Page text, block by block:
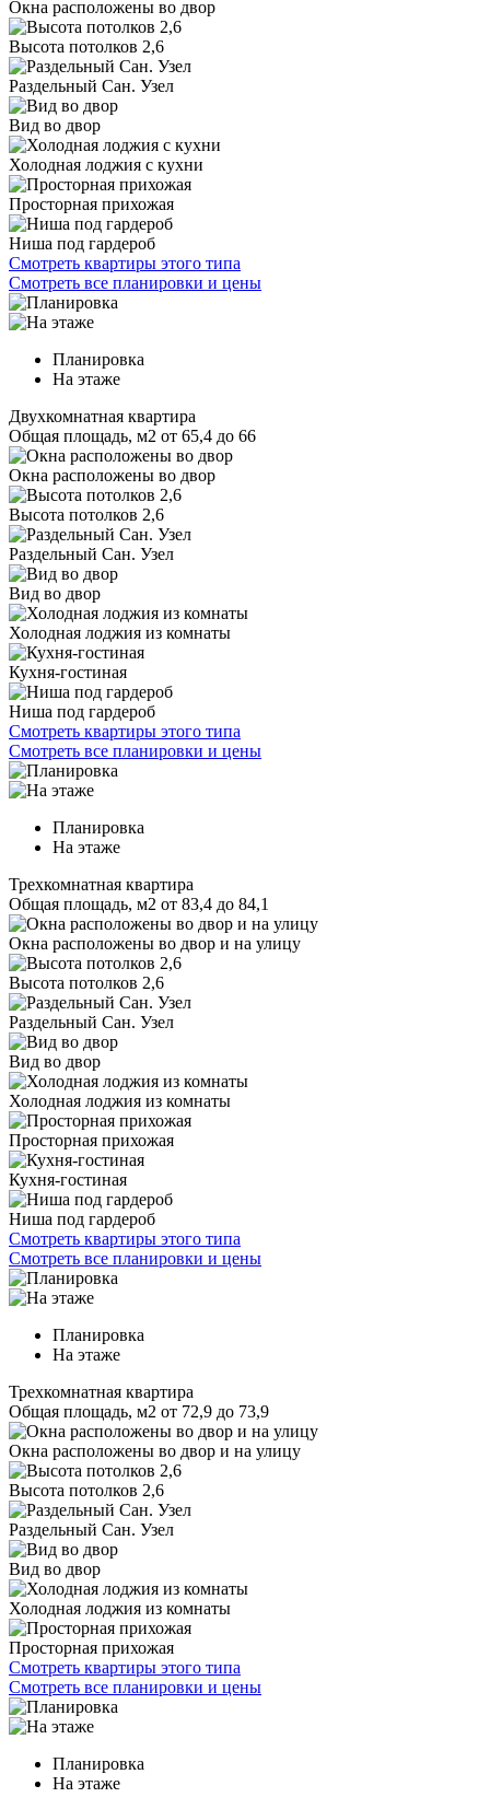
Окна расположены во двор
Высота потолков 2,6
Раздельный Сан. Узел
Вид во двор
Холодная лоджия с кухни
Просторная прихожая
Ниша под гардероб
Смотреть квартиры этого типа
Смотреть все планировки и цены
Планировка
На этаже
Двухкомнатная квартира
Общая площадь, м2 от 65,4 до 66
Окна расположены во двор
Высота потолков 2,6
Раздельный Сан. Узел
Вид во двор
Холодная лоджия из комнаты
Кухня-гостиная
Ниша под гардероб
Смотреть квартиры этого типа
Смотреть все планировки и цены
Планировка
На этаже
Трехкомнатная квартира
Общая площадь, м2 от 83,4 до 84,1
Окна расположены во двор и на улицу
Высота потолков 2,6
Раздельный Сан. Узел
Вид во двор
Холодная лоджия из комнаты
Просторная прихожая
Кухня-гостиная
Ниша под гардероб
Смотреть квартиры этого типа
Смотреть все планировки и цены
Планировка
На этаже
Трехкомнатная квартира
Общая площадь, м2 от 72,9 до 73,9
Окна расположены во двор и на улицу
Высота потолков 2,6
Раздельный Сан. Узел
Вид во двор
Холодная лоджия из комнаты
Просторная прихожая
Смотреть квартиры этого типа
Смотреть все планировки и цены
Планировка
На этаже